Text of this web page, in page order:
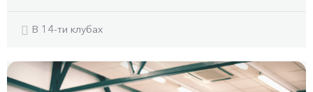
В 14-ти клубах